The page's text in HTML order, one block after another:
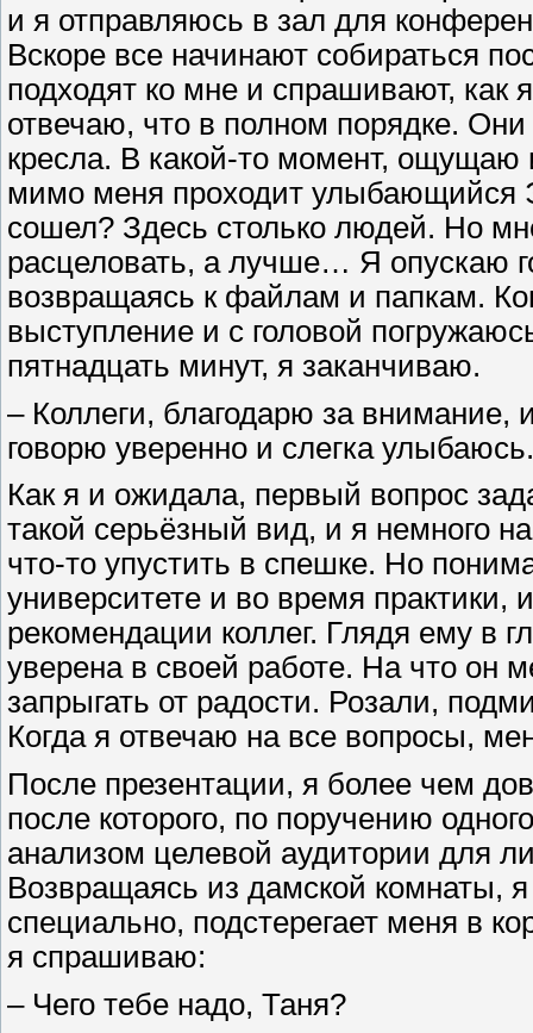
и я отправляюсь в зал для
Вскоре все начинают собираться
подходят ко мне и спрашивают, как
отвечаю, что в полном порядке.
кресла. В какой-то момент, ощущаю
мимо меня проходит улыбающийся
сошел? Здесь столько людей. Но
расцеловать, а лучше… Я опускаю
возвращаясь к файлам и папкам.
выступление и с головой
пятнадцать минут, я заканчиваю.
– Коллеги, благодарю за внимание,
говорю уверенно и слегка улыбаюсь.
Как я и ожидала, первый вопрос
такой серьёзный вид, и я немного
что-то упустить в спешке. Но
университете и во время практики,
рекомендации коллег. Глядя ему в
уверена в своей работе. На что он
запрыгать от радости. Розали,
Когда я отвечаю на все вопросы,
После презентации, я более чем
после которого, по поручению
анализом целевой аудитории для
Возвращаясь из дамской комнаты,
специально, подстерегает меня в
я спрашиваю:
– Чего тебе надо, Таня?